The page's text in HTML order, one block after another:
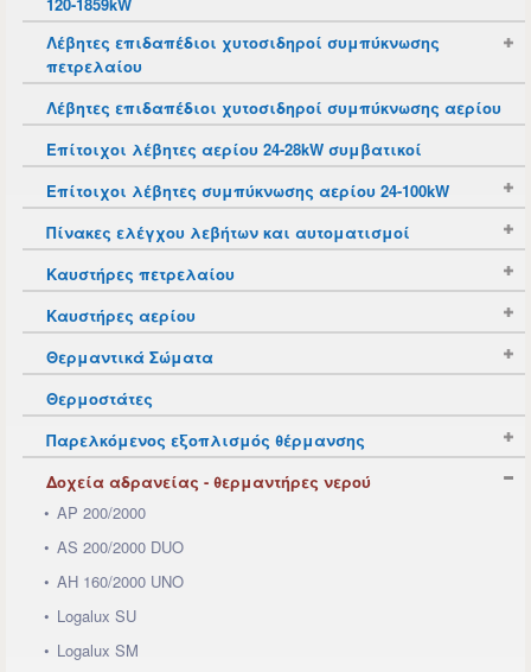
Λέβητες επιδαπέδιοι χυτοσιδηροί συμπύκνωσης
πετρελαίου
Λέβητες επιδαπέδιοι χυτοσιδηροί συμπύκνωσης αερίου
Επίτοιχοι λέβητες αερίου 24-28kW συμβατικοί
Επίτοιχοι λέβητες συμπύκνωσης αερίου 24-100kW
Πίνακες ελέγχου λεβήτων και αυτοματισμοί
Καυστήρες πετρελαίου
Καυστήρες αερίου
Θερμαντικά Σώματα
Θερμοστάτες
Παρελκόμενος εξοπλισμός θέρμανσης
Δοχεία αδρανείας - θερμαντήρες νερού
AP 200/2000
AS 200/2000 DUO
AH 160/2000 UNO
Logalux SU
Logalux SM